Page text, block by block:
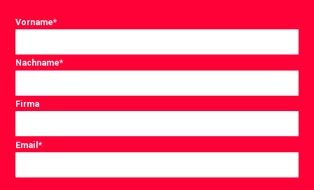
Vorname*
Nachname*
Firma
Email*